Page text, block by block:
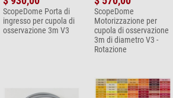
Tenete presente che la cupola, per via delle sue
scaricare da solo la merce. Per scaricare la
ScopeDome Porta di
ingresso per cupola di
osservazione 3m V3
ScopeDome
Motorizzazione per
cupola di osservazione
3m di diametro V3 -
Rotazione